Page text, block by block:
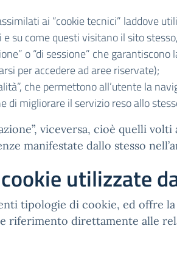
ai “cookie tecnici” laddove
su come questi visitano il sito stesso,
o “di sessione” che
per accedere ad aree riservate);
che permettono all’utente la
di migliorare il servizio reso allo
viceversa, cioè quelli
manifestate dallo stesso
utilizzate
tipologie di cookie, ed offre
riferimento direttamente alle